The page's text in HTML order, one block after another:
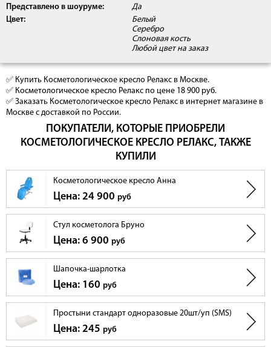
Представлено в шоуруме:
Да
Цвет:
Белый
Серебро
Слоновая кость
Любой цвет на заказ
✅ Купить Косметологическое кресло Релакс в Москве.
✅ Косметологическое кресло Релакс по цене 18 900 руб.
✅ Заказать Косметологическое кресло Релакс в интернет магазине в
Москве с доставкой по России.
ПОКУПАТЕЛИ, КОТОРЫЕ ПРИОБРЕЛИ
КОСМЕТОЛОГИЧЕСКОЕ КРЕСЛО РЕЛАКС, ТАКЖЕ
КУПИЛИ
Косметологическое кресло Анна
Цена: 24 900 руб
Стул косметолога Бруно
Цена: 6 900 руб
Шапочка-шарлотка
Цена: 160 руб
Простыни стандарт одноразовые 20шт/уп (SMS)
Цена: 245 руб